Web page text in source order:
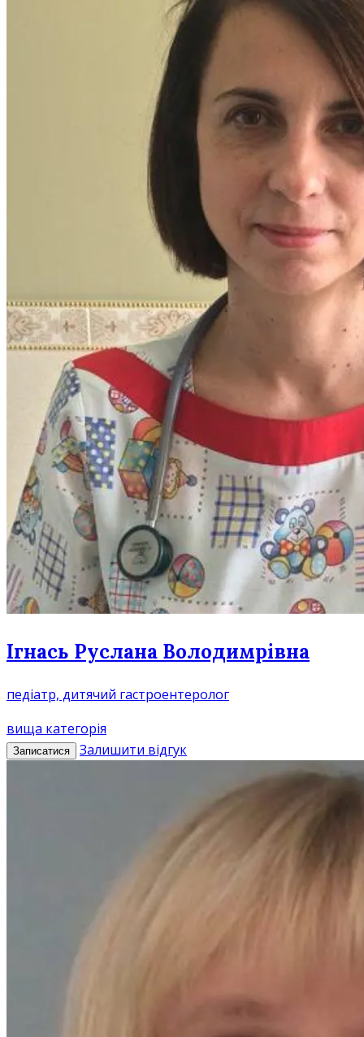
Ігнась Руслана Володимрівна
педіатр, дитячий гастроентеролог
вища категорія
Записатися Залишити відгук